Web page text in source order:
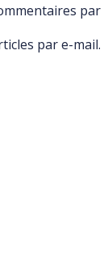
par
par e-mail.